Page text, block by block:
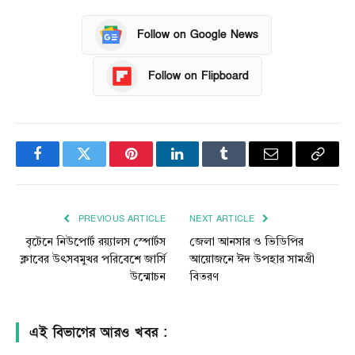
Follow on Google News
Follow on Flipboard
FacebookTwitter PinterestLinkedInTumblr Email
Copy
PREVIOUS ARTICLE
বৃটেনে নিউপোর্ট রয়্যালস স্পোর্টস
ক্লাবের উৎসবমুখর পরিবেশে জার্সি
উন্মোচন
NEXT ARTICLE
জেলা আনসার ও ভিডিপির
আয়োজনে ঈদ উপহার সামগ্রী
বিতরণ
এই বিভাগের আরও খবর :